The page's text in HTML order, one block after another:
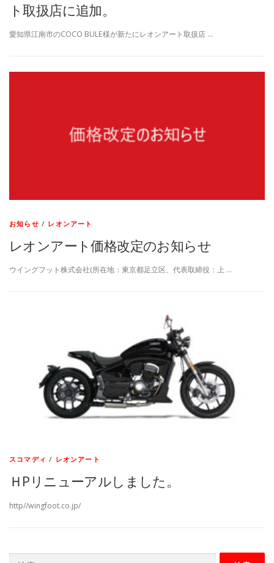
ト取扱店に追加。
愛知県江南市のCOCO BULE様が新たにレオンアート取扱店 …
お知らせ / レオンアート
レオンアート価格改定のお知らせ
ウイングフット株式会社(所在地：東京都足立区、代表取締役：上 …
スコマディ / レオンアート
ＨPリニューアルしました。
http//wingfoot.co.jp/